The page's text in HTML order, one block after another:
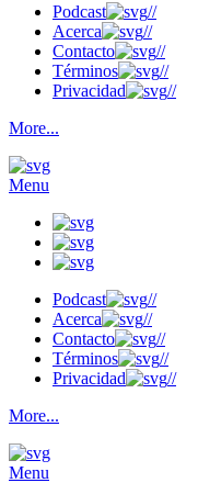
Podcast
//
Acerca
//
Contacto
//
Términos
//
Privacidad
//
More...
Menu
Podcast
//
Acerca
//
Contacto
//
Términos
//
Privacidad
//
More...
Menu